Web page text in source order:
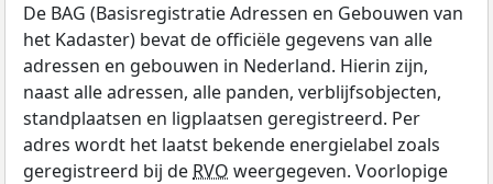
De BAG (Basisregistratie Adressen en Gebouwen van
het Kadaster) bevat de officiële gegevens van alle
adressen en gebouwen in Nederland. Hierin zijn,
naast alle adressen, alle panden, verblijfsobjecten,
standplaatsen en ligplaatsen geregistreerd. Per
adres wordt het laatst bekende energielabel zoals
geregistreerd bij de RVO weergegeven. Voorlopige